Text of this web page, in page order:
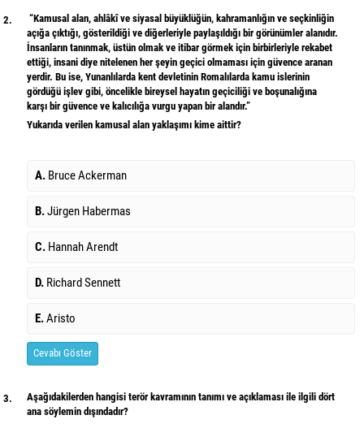
2.
“Kamusal alan, ahlâkî ve siyasal büyüklüğün, kahramanlığın ve seçkinliğin
açığa çıktığı, gösterildiği ve diğerleriyle paylaşıldığı bir görünümler alanıdır.
İnsanların tanınmak, üstün olmak ve itibar görmek için birbirleriyle rekabet
ettiği, insani diye nitelenen her şeyin geçici olmaması için güvence aranan
yerdir. Bu ise, Yunanlılarda kent devletinin Romalılarda kamu islerinin
gördüğü işlev gibi, öncelikle bireysel hayatın geçiciliği ve boşunalığına
karşı bir güvence ve kalıcılığa vurgu yapan bir alandır.”
Yukarıda verilen kamusal alan yaklaşımı kime aittir?
A. Bruce Ackerman
B.Jürgen Habermas
C. Hannah Arendt
D. Richard Sennett
E.Aristo
Cevabı Göster
3.
Aşağıdakilerden hangisi terör kavramının tanımı ve açıklaması ile ilgili dört
ana söylemin dışındadır?